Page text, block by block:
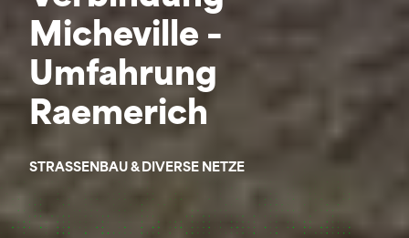
Micheville –
Umfahrung
Raemerich
STRASSENBAU & DIVERSE NETZE